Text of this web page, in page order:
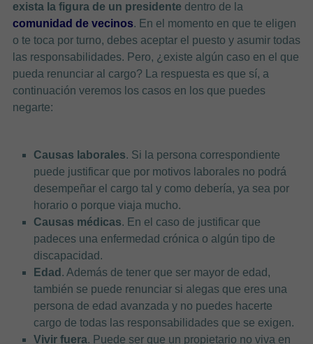
exista la figura de un presidente dentro de la
comunidad de vecinos. En el momento en que te eligen
o te toca por turno, debes aceptar el puesto y asumir todas
las responsabilidades. Pero, ¿existe algún caso en el que
pueda renunciar al cargo? La respuesta es que sí, a
continuación veremos los casos en los que puedes
negarte:
Causas laborales. Si la persona correspondiente
puede justificar que por motivos laborales no podrá
desempeñar el cargo tal y como debería, ya sea por
horario o porque viaja mucho.
Causas médicas. En el caso de justificar que
padeces una enfermedad crónica o algún tipo de
discapacidad.
Edad . Además de tener que ser mayor de edad,
también se puede renunciar si alegas que eres una
persona de edad avanzada y no puedes hacerte
cargo de todas las responsabilidades que se exigen.
Vivir fuera. Puede ser que un propietario no viva en